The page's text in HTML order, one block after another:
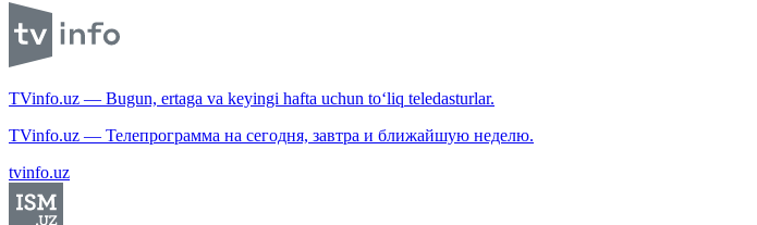
TVinfo.uz — Bugun, ertaga va keyingi hafta uchun to‘liq teledasturlar.
TVinfo.uz — Телепрограмма на сегодня, завтра и ближайшую неделю.
tvinfo.uz